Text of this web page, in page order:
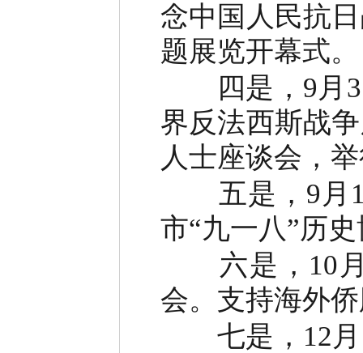
念中国人民抗
题展览开幕式。
四是，9月3
界反法西斯战
人士座谈会，
五是，9月18
市“九一八”历
六是，10月
会。支持海外
七是，12月